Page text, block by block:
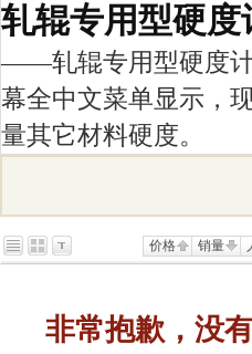
轧辊专用型硬度
——轧辊专用型硬度
幕全中文菜单显示，
量其它材料硬度。
价格 销量
非常抱歉，没